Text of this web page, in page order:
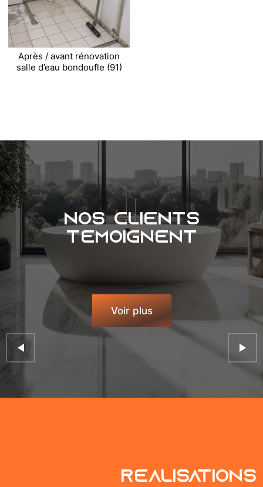
Après / avant rénovation
salle d’eau bondoufle (91)
Nos clients
témoignent
Voir plus
réalisations